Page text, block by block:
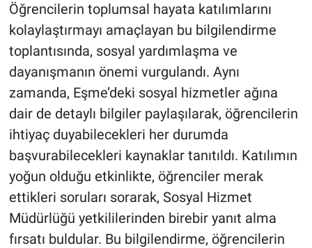
Öğrencilerin toplumsal hayata katılımlarını
kolaylaştırmayı amaçlayan bu bilgilendirme
toplantısında, sosyal yardımlaşma ve
dayanışmanın önemi vurgulandı. Aynı
zamanda, Eşme’deki sosyal hizmetler ağına
dair de detaylı bilgiler paylaşılarak, öğrencilerin
ihtiyaç duyabilecekleri her durumda
başvurabilecekleri kaynaklar tanıtıldı. Katılımın
yoğun olduğu etkinlikte, öğrenciler merak
ettikleri soruları sorarak, Sosyal Hizmet
Müdürlüğü yetkililerinden birebir yanıt alma
fırsatı buldular. Bu bilgilendirme, öğrencilerin